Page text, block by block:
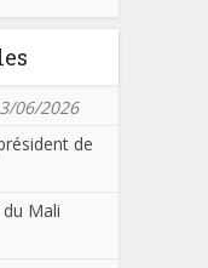
06/2026
de
Mali